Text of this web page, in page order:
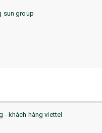
sun group
- khách hàng viettel